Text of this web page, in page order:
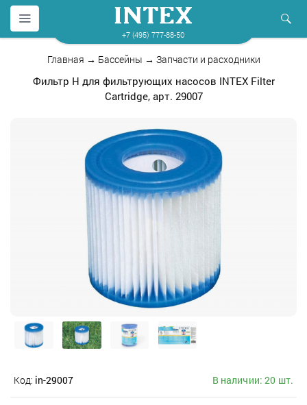
+7 (495) 777-88-50
Главная → Бассейны → Запчасти и расходники
Фильтр H для фильтрующих насосов INTEX Filter
Cartridge, арт. 29007
Код: in-29007 В наличии: 20 шт.